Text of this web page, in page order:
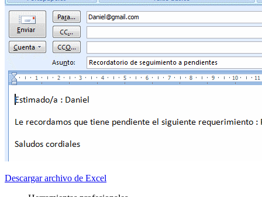
Descargar archivo de Excel